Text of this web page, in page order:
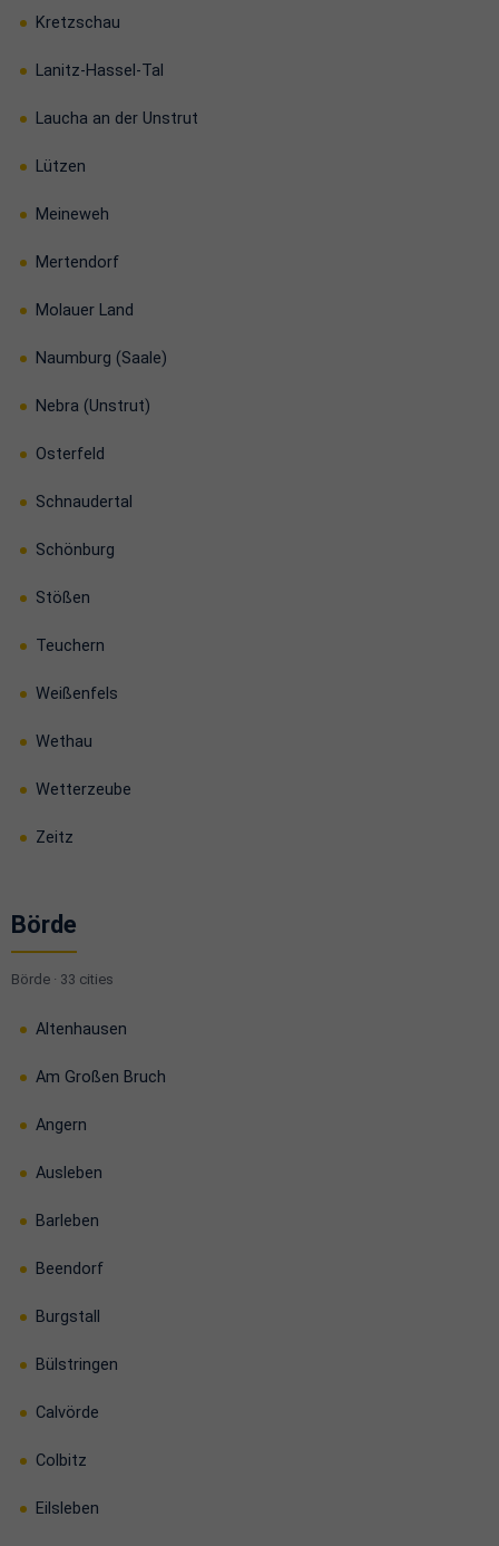
Kretzschau
Lanitz-Hassel-Tal
Laucha an der Unstrut
Lützen
Meineweh
Mertendorf
Molauer Land
Naumburg (Saale)
Nebra (Unstrut)
Osterfeld
Schnaudertal
Schönburg
Stößen
Teuchern
Weißenfels
Wethau
Wetterzeube
Zeitz
Börde
Börde · 33 cities
Altenhausen
Am Großen Bruch
Angern
Ausleben
Barleben
Beendorf
Burgstall
Bülstringen
Calvörde
Colbitz
Eilsleben